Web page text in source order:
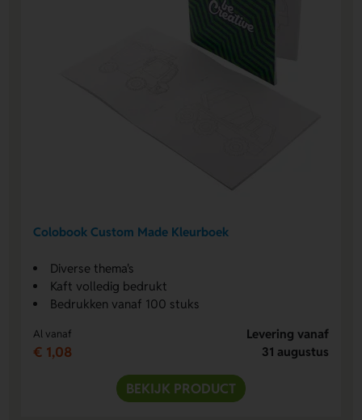
Colobook Custom Made Kleurboek
Diverse thema's
Kaft volledig bedrukt
Bedrukken vanaf 100 stuks
Al vanaf
€ 1,08
Levering vanaf
31 augustus
BEKIJK PRODUCT